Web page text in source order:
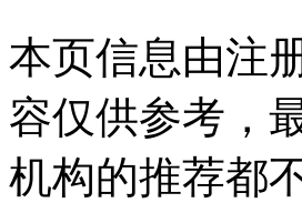
本页信息由注
容仅供参考，
机构的推荐都